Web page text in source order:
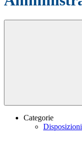
Categorie